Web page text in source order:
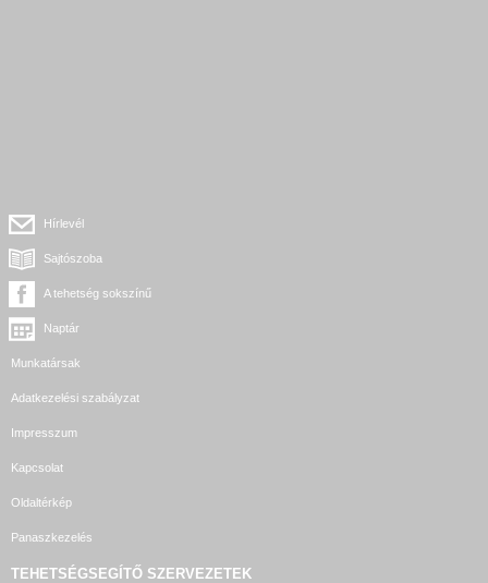
Hírlevél
Sajtószoba
A tehetség sokszínű
Naptár
Munkatársak
Adatkezelési szabályzat
Impresszum
Kapcsolat
Oldaltérkép
Panaszkezelés
TEHETSÉGSEGÍTŐ SZERVEZETEK